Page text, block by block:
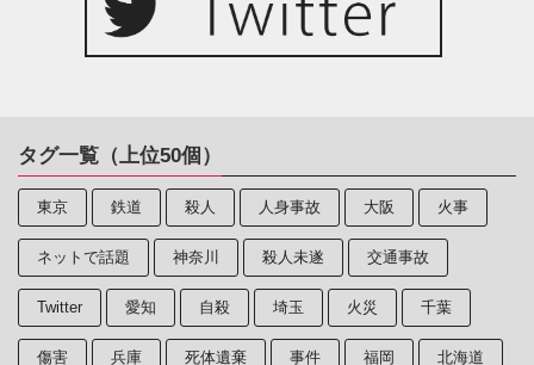
タグ一覧（上位50個）
東京 鉄道 殺人 人身事故 大阪 火事
ネットで話題 神奈川 殺人未遂 交通事故
Twitter 愛知 自殺 埼玉 火災 千葉
傷害 兵庫 死体遺棄 事件 福岡 北海道